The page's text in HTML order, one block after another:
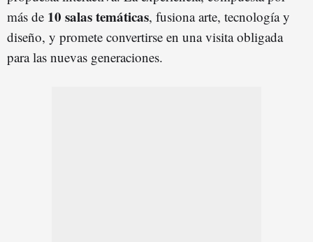
más de 10 salas temáticas, fusiona arte, tecnología y
diseño, y promete convertirse en una visita obligada
para las nuevas generaciones.